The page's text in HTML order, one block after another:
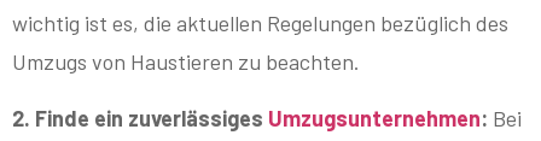
wichtig ist es, die aktuellen Regelungen bezüglich des
Umzugs von Haustieren zu beachten.
2. Finde ein zuverlässiges Umzugsunternehmen: Bei